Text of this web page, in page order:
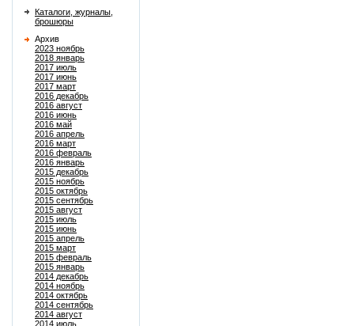
Каталоги, журналы,
брошюры
Архив
2023 ноябрь
2018 январь
2017 июль
2017 июнь
2017 март
2016 декабрь
2016 август
2016 июнь
2016 май
2016 апрель
2016 март
2016 февраль
2016 январь
2015 декабрь
2015 ноябрь
2015 октябрь
2015 сентябрь
2015 август
2015 июль
2015 июнь
2015 апрель
2015 март
2015 февраль
2015 январь
2014 декабрь
2014 ноябрь
2014 октябрь
2014 сентябрь
2014 август
2014 июль